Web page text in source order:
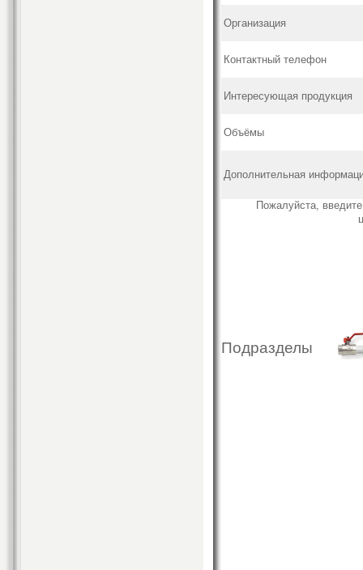
Организация
Контактный телефон
Интересующая продукция
Объёмы
Дополнительная
Пожалуйста,
Подразделы